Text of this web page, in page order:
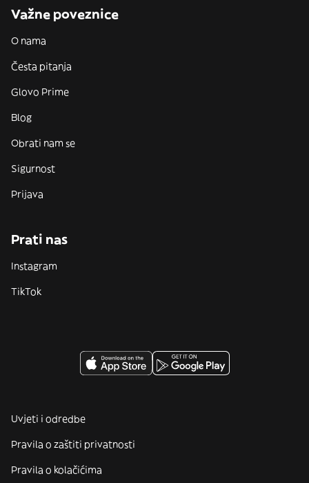
Važne poveznice
O nama
Česta pitanja
Glovo Prime
Blog
Obrati nam se
Sigurnost
Prijava
Prati nas
Instagram
TikTok
Uvjeti i odredbe
Pravila o zaštiti privatnosti
Pravila o kolačićima